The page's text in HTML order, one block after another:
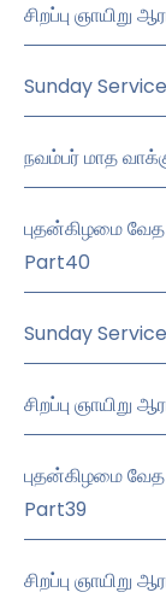
சிறப்பு ஞாயிறு
Sunday
நவம்பர் மாத
புதன்கிழமை
Part40
Sunday
சிறப்பு
புதன்கிழமை
Part39
சிறப்பு